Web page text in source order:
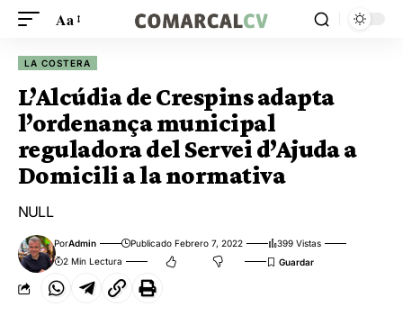
Aa
LA COSTERA
L’Alcúdia de Crespins adapta
l’ordenança municipal
reguladora del Servei d’Ajuda a
Domicili a la normativa
NULL
PorAdmin Publicado Febrero 7, 2022
399 Vistas
2 Min Lectura